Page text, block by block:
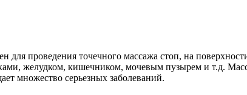
для проведения точечного массажа стоп, на
желудком, кишечником, мочевым пузырем и т.д.
множество серьезных заболеваний.